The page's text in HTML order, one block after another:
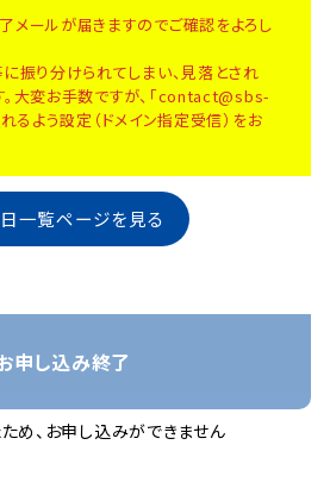
メールが届きますのでご確認をよろし
振り分けられてしまい、見落とされ
大変お手数ですが、「contact@sbs-
よう設定（ドメイン指定受信）をお
一覧ページを見る
申し込み終了
め、お申し込みができません